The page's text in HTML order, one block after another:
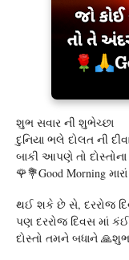
શુભ સવાર ની શુભેચ્છા
દુનિયા ભલે દોલત ની
બાકી આપણે તો દોસ્તોના
🌹💐Good Morning
થઈ શકે છે સે, દરરોજ
પણ દરરોજ દિવસ માં
દોસ્તો તમને બધાને